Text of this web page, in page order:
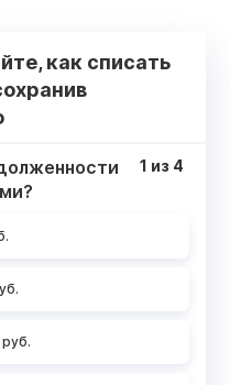
как списать
1 из 4